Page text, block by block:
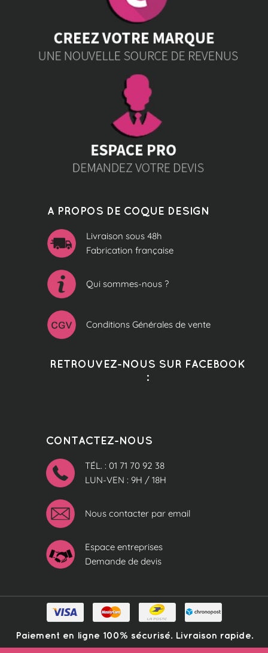
A PROPOS DE COQUE DESIGN
Livraison sous 48h
Fabrication française
Qui sommes-nous ?
Conditions Générales de vente
RETROUVEZ-NOUS SUR FACEBOOK
:
CONTACTEZ-NOUS
TÉL. : 01 71 70 92 38
LUN-VEN : 9H / 18H
Nous contacter par email
Espace entreprises
Demande de devis
Paiement en ligne 100% sécurisé. Livraison rapide.